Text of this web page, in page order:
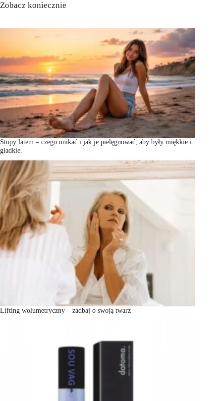
Zobacz koniecznie
Stopy latem – czego unikać i jak je pielęgnować, aby były miękkie i
gładkie.
Lifting wolumetryczny – zadbaj o swoją twarz